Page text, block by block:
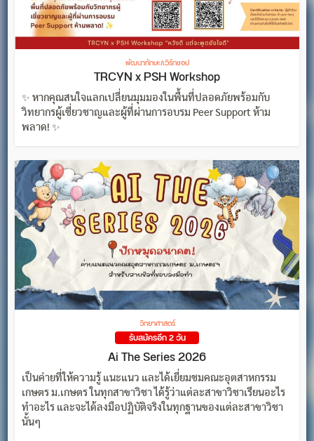
พัฒนาทักษะ/เวิร์กชอป
TRCYN x PSH Workshop
✨ หากคุณสนใจแลกเปลี่ยนมุมมองในพื้นที่ปลอดภัยพร้อมกับ
วิทยากรผู้เชี่ยวชาญและผู้ที่ผ่านการอบรม Peer Support ห้าม
พลาด! ✨
วิทยาศาสตร์
รับสมัครอีก 2 วัน
Ai The Series 2026
เป็นค่ายที่ให้ความรู้ แนะแนว และได้เยี่ยมชมคณะอุตสาหกรรม
เกษตร ม.เกษตร ในทุกสาขาวิชา ได้รู้ว่าแต่ละสาขาวิชาเรียนอะไร
ทำอะไร และจะได้ลงมือปฏิบัติจริงในทุกฐานของแต่ละสาขาวิชา
นั้นๆ